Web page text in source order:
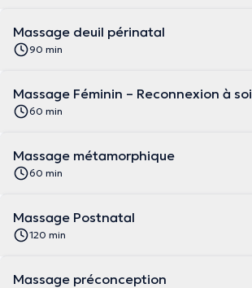
Massage deuil périnatal
90 min
Massage Féminin – Reconnexion à soi
60 min
Massage métamorphique
60 min
Massage Postnatal
120 min
Massage préconception